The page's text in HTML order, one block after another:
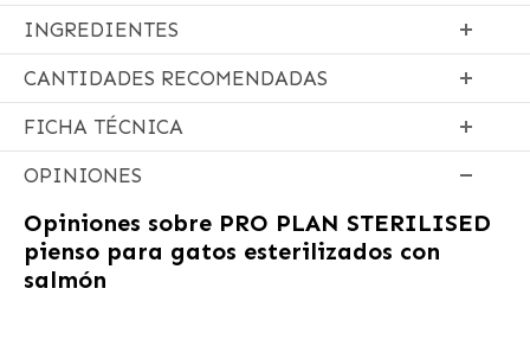
INGREDIENTES
CANTIDADES RECOMENDADAS
FICHA TÉCNICA
OPINIONES
Opiniones sobre PRO PLAN STERILISED
pienso para gatos esterilizados con
salmón